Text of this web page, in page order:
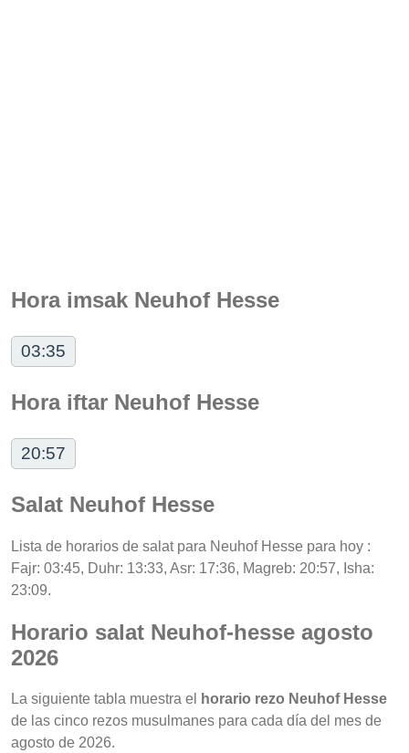
Hora imsak Neuhof Hesse
03:35
Hora iftar Neuhof Hesse
20:57
Salat Neuhof Hesse
Lista de horarios de salat para Neuhof Hesse para hoy :
Fajr: 03:45, Duhr: 13:33, Asr: 17:36, Magreb: 20:57, Isha:
23:09.
Horario salat Neuhof-hesse agosto
2026
La siguiente tabla muestra el
horario rezo Neuhof Hesse
de las cinco rezos musulmanes para cada día del mes de
agosto de 2026.